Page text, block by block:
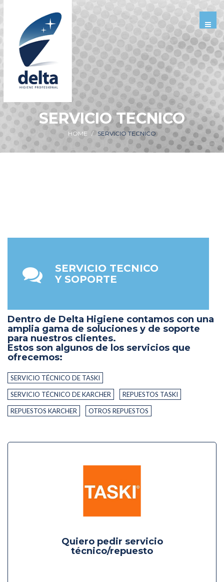
SERVICIO TECNICO
HOME SERVICIO TECNICO
SERVICIO TECNICO
Y SOPORTE
Dentro de Delta Higiene contamos con una
amplia gama de soluciones y de soporte
para nuestros clientes.
Estos son algunos de los servicios que
ofrecemos:
SERVICIO TÉCNICO DE TASKI
SERVICIO TÉCNICO DE KARCHER REPUESTOS TASKI
REPUESTOS KARCHER OTROS REPUESTOS
Quiero pedir servicio
técnico/repuesto